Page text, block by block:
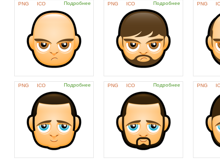
PNG ICO Подробнее PNG ICO Подробнее PNG
PNG ICO Подробнее PNG ICO Подробнее PNG